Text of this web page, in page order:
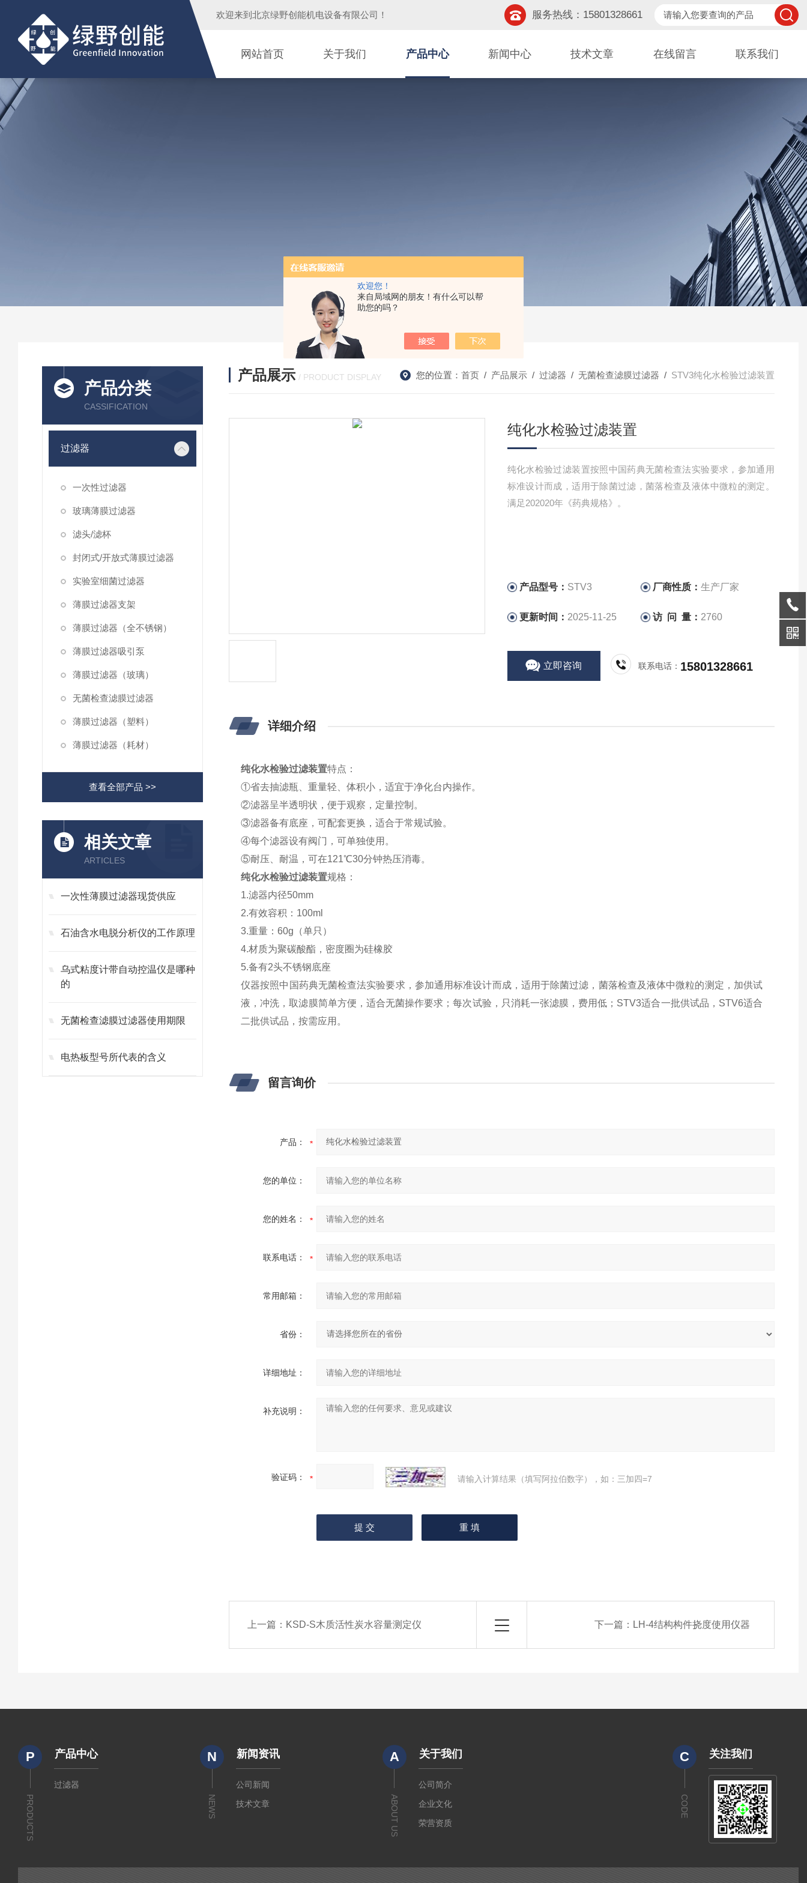
欢迎您！
来自局域网的朋友！有什么可以帮
助您的吗？
欢迎来到 北京绿野创能机电设备有限公司 ！ 服务热线：15801328661
网站首页 关于我们 产品中心 新闻中心 技术文章 在线留言 联系我们
产品分类
CASSIFICATION
过滤器
一次性过滤器
玻璃薄膜过滤器
滤头/滤杯
封闭式/开放式薄膜过滤器
实验室细菌过滤器
薄膜过滤器支架
薄膜过滤器（全不锈钢）
薄膜过滤器吸引泵
薄膜过滤器（玻璃）
无菌检查滤膜过滤器
薄膜过滤器（塑料）
薄膜过滤器（耗材）
查看全部产品 >>
相关文章
ARTICLES
一次性薄膜过滤器现货供应
石油含水电脱分析仪的工作原理
乌式粘度计带自动控温仪是哪种
的
无菌检查滤膜过滤器使用期限
电热板型号所代表的含义
产品展示 / PRODUCT DISPLAY 您的位置： 首页 / 产品展示 / 过滤器 / 无菌检查滤膜过滤器 / STV3纯化水检验过滤装置
纯化水检验过滤装置
纯化水检验过滤装置按照中国药典无菌检查法实验要求，参加通用
标准设计而成，适用于除菌过滤，菌落检查及液体中微粒的测定。
满足202020年《药典规格》。
产品型号： STV3 厂商性质：生产厂家
更新时间： 2025-11-25 访 问 量： 2760
立即咨询 联系电话： 15801328661
详细介绍
纯化水检验过滤装置特点：
①省去抽滤瓶、重量轻、体积小，适宜于净化台内操作。
②滤器呈半透明状，便于观察，定量控制。
③滤器备有底座，可配套更换，适合于常规试验。
④每个滤器设有阀门，可单独使用。
⑤耐压、耐温，可在121℃30分钟热压消毒。
纯化水检验过滤装置规格：
1.滤器内径50mm
2.有效容积：100ml
3.重量：60g（单只）
4.材质为聚碳酸酯，密度圈为硅橡胶
5.备有2头不锈钢底座
仪器按照中国药典无菌检查法实验要求，参加通用标准设计而成，适用于除菌过滤，菌落检查及液体中微粒的测定，加供试
液，冲洗，取滤膜简单方便，适合无菌操作要求；每次试验，只消耗一张滤膜，费用低；STV3适合一批供试品，STV6适合
二批供试品，按需应用。
留言询价
产品：
您的单位：
您的姓名：
联系电话：
常用邮箱：
省份：
详细地址：
补充说明：
验证码： 请输入计算结果（填写阿拉伯数字），如：三加四=7
上一篇： KSD-S木质活性炭水容量测定仪 下一篇： LH-4结构构件挠度使用仪器
P
PRODUCTS
产品中心
过滤器
N
NEWS
新闻资讯
公司新闻
技术文章
A
ABOUT US
关于我们
公司简介
企业文化
荣营资质
C
CODE
关注我们